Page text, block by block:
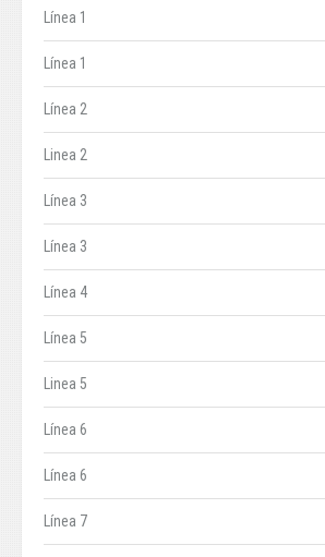
Línea 1
Línea 1
Línea 2
Linea 2
Línea 3
Línea 3
Línea 4
Línea 5
Linea 5
Línea 6
Línea 6
Línea 7